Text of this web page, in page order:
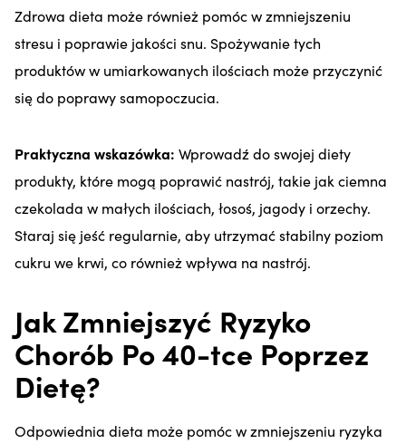
Zdrowa dieta może również pomóc w zmniejszeniu
stresu i poprawie jakości snu. Spożywanie tych
produktów w umiarkowanych ilościach może przyczynić
się do poprawy samopoczucia.
Praktyczna wskazówka: Wprowadź do swojej diety
produkty, które mogą poprawić nastrój, takie jak ciemna
czekolada w małych ilościach, łosoś, jagody i orzechy.
Staraj się jeść regularnie, aby utrzymać stabilny poziom
cukru we krwi, co również wpływa na nastrój.
Jak Zmniejszyć Ryzyko
Chorób Po 40-tce Poprzez
Dietę?
Odpowiednia dieta może pomóc w zmniejszeniu ryzyka